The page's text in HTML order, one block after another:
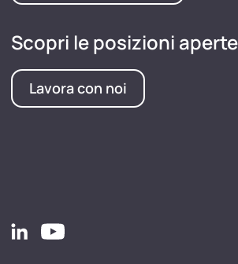
Scopri le posizioni aperte
Lavora con noi